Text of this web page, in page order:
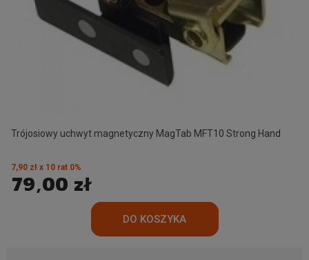
Trójosiowy uchwyt magnetyczny MagTab MFT10 Strong Hand
79,00 zł
7,90 zł x 10 rat 0%